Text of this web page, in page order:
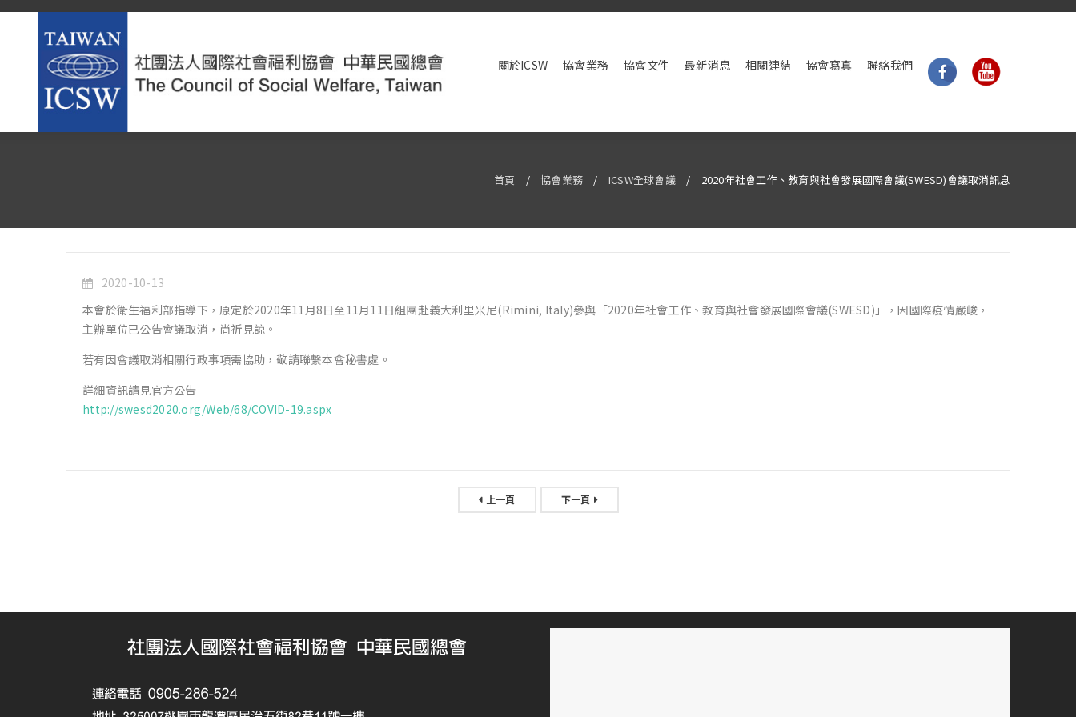
關於ICSW 協會業務 協會文件 最新消息 相關連結 協會寫真 聯絡我們
首頁 / 協會業務 / ICSW全球會議 / 2020年社會工作、教育與社會發展國際會議(SWESD)會議取消訊息
2020-10-13
本會於衛生福利部指導下，原定於2020年11月8日至11月11日組團赴義大利里米尼(Rimini, Italy)參與「2020年社會工作、教育與社會發展國際會議(SWESD)」，因國際疫情嚴峻，
主辦單位已公告會議取消，尚祈見諒。
若有因會議取消相關行政事項需協助，敬請聯繫本會秘書處。
詳細資訊請見官方公告
http://swesd2020.org/Web/68/COVID-19.aspx
上一頁 下一頁